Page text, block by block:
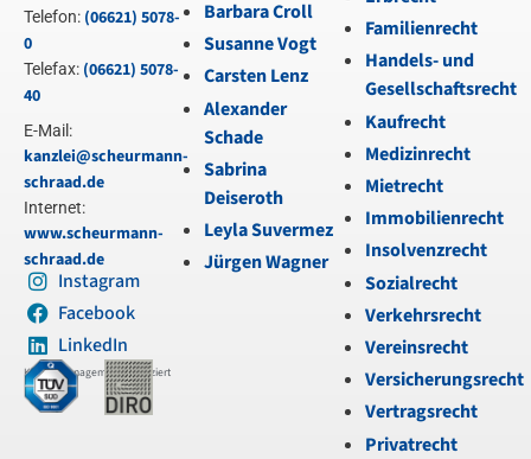
Telefon: (06621) 5078-
0
Telefax: (06621) 5078-
40
E-Mail:
kanzlei@scheurmann-
schraad.de
Internet:
www.scheurmann-
schraad.de
Instagram
Facebook
LinkedIn
Kanzleimanagement zertifiziert
Barbara Croll
Susanne Vogt
Carsten Lenz
Alexander
Schade
Sabrina
Deiseroth
Leyla Suvermez
Jürgen Wagner
Familienrecht
Handels- und
Gesellschaftsrecht
Kaufrecht
Medizinrecht
Mietrecht
Immobilienrecht
Insolvenzrecht
Sozialrecht
Verkehrsrecht
Vereinsrecht
Versicherungsrecht
Vertragsrecht
Privatrecht